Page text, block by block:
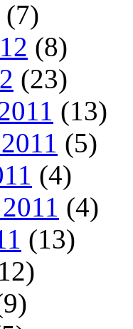
(7)
(8)
(23)
(13)
(5)
(4)
(4)
(13)